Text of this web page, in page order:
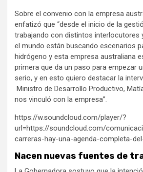
Sobre el convenio con la empresa
enfatizó que “desde el inicio de la
trabajando con distintos interlocutores
el mundo están buscando escenarios
hidrógeno y esta empresa australiana
primera que da un paso para empezar
serio, y en esto quiero destacar la
Ministro de Desarrollo Productivo,
nos vinculó con la empresa”.
https://w.soundcloud.com/player/?
url=https://soundcloud.com/
carreras-hay-una-agenda-completa-
Nacen nuevas fuentes de